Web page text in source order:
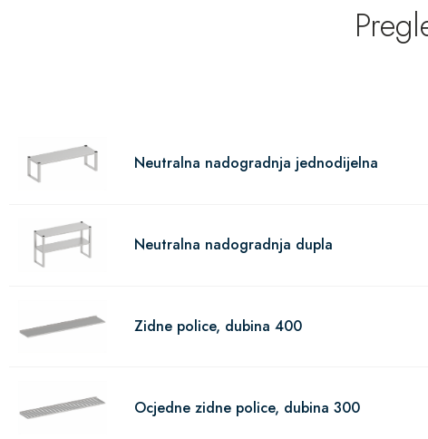
Neutralna nadogradnja jednodijelna
Neutralna nadogradnja dupla
Zidne police, dubina 400
Ocjedne zidne police, dubina 300